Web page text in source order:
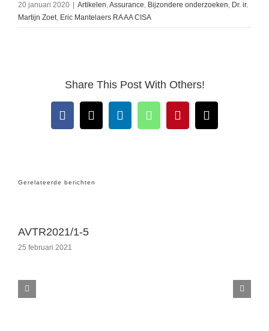
20 januari 2020 Artikelen,Assurance, Bijzondere onderzoeken, Dr. ir.
Martijn Zoet, Eric Mantelaers RA AA CISA
Share This Post With Others!
Facebook
X LinkedInWhatsAppPinterest
E-
mail
Gerelateerde berichten
AVTR2021/1-5
25 februari 2021